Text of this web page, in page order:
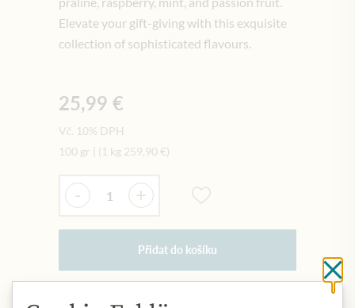
Elevate your gift-giving with this exquisite
collection of sophisticated flavours.
25,99 €
Vč. 10% DPH
100 gr
(1 kg 259,90 €)
Množství
- +
Přidat do košíku